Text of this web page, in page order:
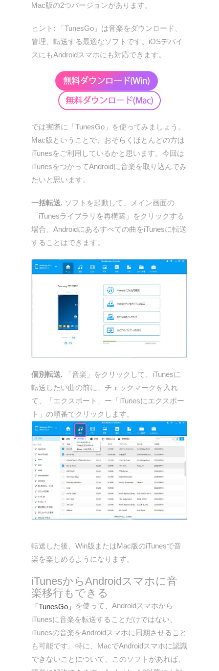
Mac版の2つバージョンがあります。
ヒント: 「TunesGo」は音楽をダウンロード、
管理、転送する最適なソフトです。iOSデバイ
スにもAndroidスマホにも対応できます。
では実際に「TunesGo」を使ってみましょう。
Mac版ということで、おそらくほとんどの方は
iTunesをご利用しているかと思います。今回は
iTunesをつかってAndroidに音楽を取り込んでみ
たいと思います。
一括転送. ソフトを起動して、メイン画面の
「iTunesライブラリを再構築」をクリックする
場合、Androidにあるすべての曲をiTunesに転送
することはできます。
個別転送.
「音楽」をクリックして、iTunesに
転送したい曲の前に、チェックマークを入れ
て、「エクスポート」ー「iTunesにエクスポー
ト」の順番でクリックします。
転送した後、Win版またはMac版のiTunesで音
楽を楽しめるようになります。
iTunesからAndroidスマホに音
楽移行もできる
「TunesGo」
を使って、Androidスマホから
iTunesに音楽を転送することだけではない、
iTunesの音楽をAndroidスマホに同期させること
も可能です。特に、MacでAndroidスマホに認識
できないことについて、このソフトがあれば、